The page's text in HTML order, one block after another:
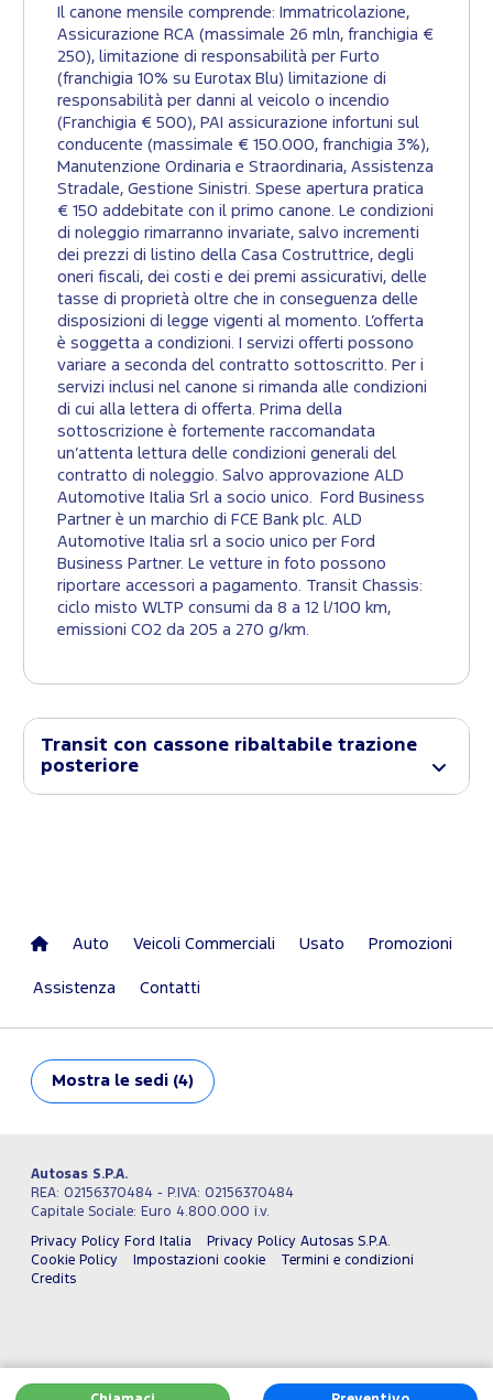
Il canone mensile comprende: Immatricolazione,
Assicurazione RCA (massimale 26 mln, franchigia €
250), limitazione di responsabilità per Furto
(franchigia 10% su Eurotax Blu) limitazione di
responsabilità per danni al veicolo o incendio
(Franchigia € 500), PAI assicurazione infortuni sul
conducente (massimale € 150.000, franchigia 3%),
Manutenzione Ordinaria e Straordinaria, Assistenza
Stradale, Gestione Sinistri. Spese apertura pratica
€ 150 addebitate con il primo canone. Le condizioni
di noleggio rimarranno invariate, salvo incrementi
dei prezzi di listino della Casa Costruttrice, degli
oneri fiscali, dei costi e dei premi assicurativi, delle
tasse di proprietà oltre che in conseguenza delle
disposizioni di legge vigenti al momento. L’offerta
è soggetta a condizioni. I servizi offerti possono
variare a seconda del contratto sottoscritto. Per i
servizi inclusi nel canone si rimanda alle condizioni
di cui alla lettera di offerta. Prima della
sottoscrizione è fortemente raccomandata
un’attenta lettura delle condizioni generali del
contratto di noleggio. Salvo approvazione ALD
Automotive Italia Srl a socio unico. Ford Business
Partner è un marchio di FCE Bank plc. ALD
Automotive Italia srl a socio unico per Ford
Business Partner. Le vetture in foto possono
riportare accessori a pagamento. Transit Chassis:
ciclo misto WLTP consumi da 8 a 12 l/100 km,
emissioni CO2 da 205 a 270 g/km.
Transit con cassone ribaltabile trazione
posteriore
Auto Veicoli Commerciali Usato Promozioni
Assistenza Contatti
Mostra le sedi (4)
Autosas S.P.A.
REA: 02156370484 - P.IVA: 02156370484
Capitale Sociale: Euro 4.800.000 i.v.
Privacy Policy Ford Italia
Privacy Policy Autosas S.P.A.
Cookie Policy
Impostazioni cookie
Termini e condizioni
Credits